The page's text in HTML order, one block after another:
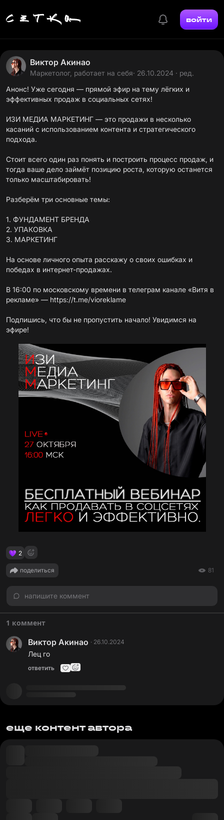
войти
Виктор Акинао
Маркетолог, работает на себя· 26.10.2024 · ред.
Анонс! Уже сегодня — прямой эфир на тему лёгких и
эффективных продаж в социальных сетях!
ИЗИ МЕДИА МАРКЕТИНГ — это продажи в несколько
касаний с использованием контента и стратегического
подхода.
Стоит всего один раз понять и построить процесс продаж, и
тогда ваше дело займёт позицию роста, которую останется
только масштабировать!
Разберём три основные темы:
1. ФУНДАМЕНТ БРЕНДА
2. УПАКОВКА
3. МАРКЕТИНГ
На основе личного опыта расскажу о своих ошибках и
победах в интернет-продажах.
В 16:00 по московскому времени в телеграм канале «Витя в
рекламе» — https://t.me/vioreklame
Подпишись, что бы не пропустить начало! Увидимся на
эфире!
2
поделиться 81
напишите коммент
1 коммент
Виктор Акинао · 26.10.2024
Лец го
ответить
еще контент автора